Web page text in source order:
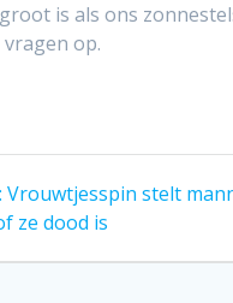
is als ons
op.
Vorig
bericht:
Vrouwtjesspin stelt
ze dood is